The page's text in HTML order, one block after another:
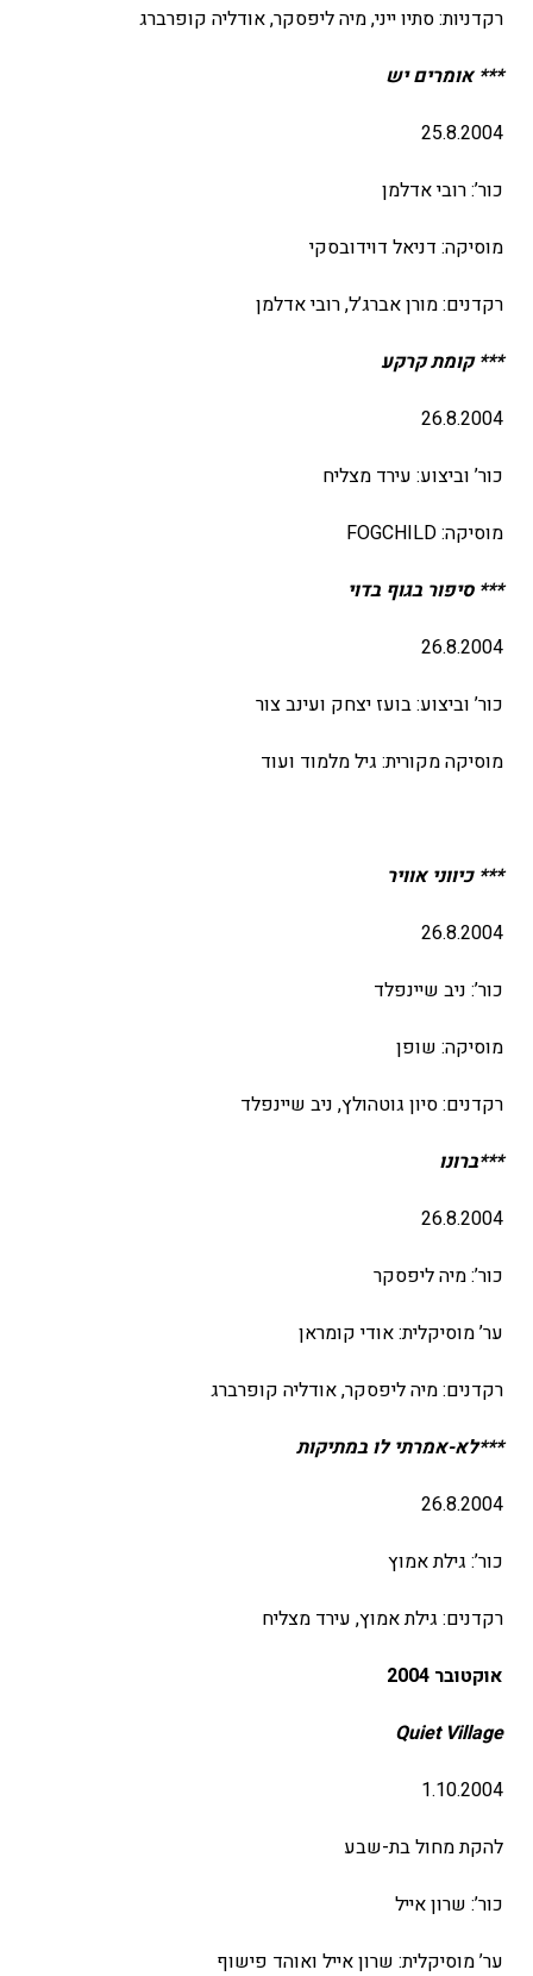
רקדניות: סתיו ייני, מיה ליפסקר, אודליה קופרברג
*** אומרים יש
25.8.2004
כור’: רובי אדלמן
מוסיקה: דניאל דוידובסקי
רקדנים: מורן אברג’ל, רובי אדלמן
*** קומת קרקע
26.8.2004
כור’ וביצוע: עירד מצליח
מוסיקה: FOGCHILD
*** סיפור בגוף בדוי
26.8.2004
כור’ וביצוע: בועז יצחק ועינב צור
מוסיקה מקורית: גיל מלמוד ועוד
*** כיווני אוויר
26.8.2004
כור’: ניב שיינפלד
מוסיקה: שופן
רקדנים: סיון גוטהולץ, ניב שיינפלד
***ברונו
26.8.2004
כור’: מיה ליפסקר
ער’ מוסיקלית: אודי קומראן
רקדנים: מיה ליפסקר, אודליה קופרברג
***לא-אמרתי לו במתיקות
26.8.2004
כור’: גילת אמוץ
רקדנים: גילת אמוץ, עירד מצליח
אוקטובר 2004
QuietVillage
1.10.2004
להקת מחול בת-שבע
כור’: שרון אייל
ער’ מוסיקלית: שרון אייל ואוהד פישוף